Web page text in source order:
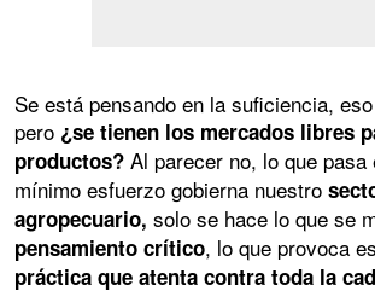
Se está pensando en la suficiencia,
pero ¿se tienen los mercados libres
productos? Al parecer no, lo que pasa
mínimo esfuerzo gobierna nuestro
agropecuario, solo se hace lo que se
pensamiento crítico, lo que provoca
práctica que atenta contra toda la